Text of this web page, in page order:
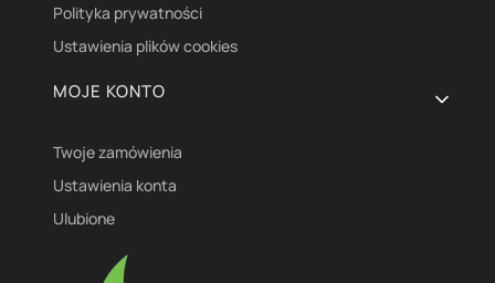
Polityka prywatności
Ustawienia plików cookies
MOJE KONTO
Twoje zamówienia
Ustawienia konta
Ulubione